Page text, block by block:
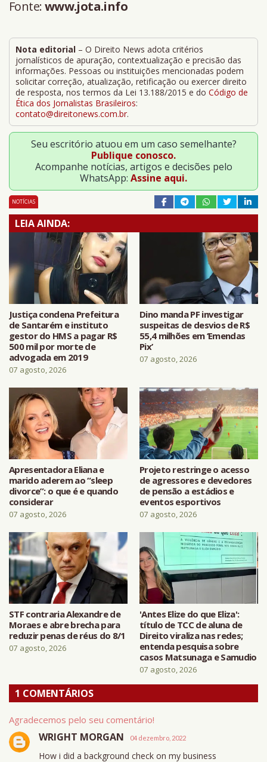
Fonte:www.jota.info
Nota editorial – O Direito News adota critérios
jornalísticos de apuração, contextualização e precisão das
informações. Pessoas ou instituições mencionadas podem
solicitar correção, atualização, retificação ou exercer direito
de resposta, nos termos da Lei 13.188/2015 e do Código de
Ética dos Jornalistas Brasileiros:
contato@direitonews.com.br.
Seu escritório atuou em um caso semelhante?
Publique conosco.
Acompanhe notícias, artigos e decisões pelo
WhatsApp: Assine aqui.
NOTÍCIAS
LEIA AINDA:
Justiça condena Prefeitura
de Santarém e instituto
gestor do HMS a pagar R$
500 mil por morte de
advogada em 2019
07 agosto, 2026
Dino manda PF investigar
suspeitas de desvios de R$
55,4 milhões em ‘Emendas
Pix’
07 agosto, 2026
Apresentadora Eliana e
marido aderem ao “sleep
divorce”: o que é e quando
considerar
07 agosto, 2026
Projeto restringe o acesso
de agressores e devedores
de pensão a estádios e
eventos esportivos
07 agosto, 2026
STF contraria Alexandre de
Moraes e abre brecha para
reduzir penas de réus do 8/1
07 agosto, 2026
'Antes Elize do que Eliza':
título de TCC de aluna de
Direito viraliza nas redes;
entenda pesquisa sobre
casos Matsunaga e Samudio
07 agosto, 2026
1 COMENTÁRIOS
Agradecemos pelo seu comentário!
WRIGHT MORGAN 04 dezembro, 2022
How i did a background check on my business